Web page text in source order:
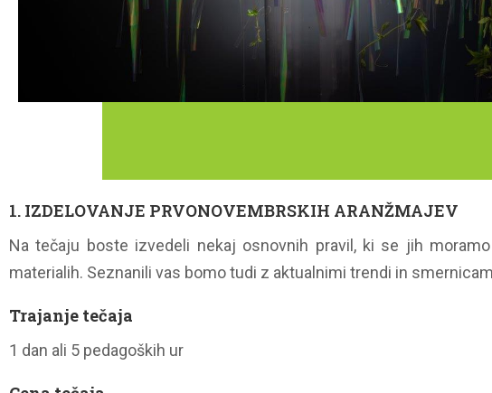
1. IZDELOVANJE PRVONOVEMBRSKIH ARANŽMAJEV
Na tečaju boste izvedeli nekaj osnovnih pravil, ki se jih
materialih. Seznanili vas bomo tudi z aktualnimi trendi in
Trajanje tečaja
1 dan ali 5 pedagoških ur